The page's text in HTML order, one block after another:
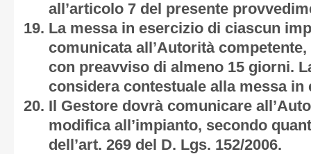
all’articolo 7 del presente
La messa in esercizio di ciascun
comunicata all’Autorità competente,
con preavviso di almeno 15 giorni.
considera contestuale alla messa in
Il Gestore dovrà comunicare
modifica all’impianto, secondo
dell’art. 269 del D. Lgs. 152/2006.